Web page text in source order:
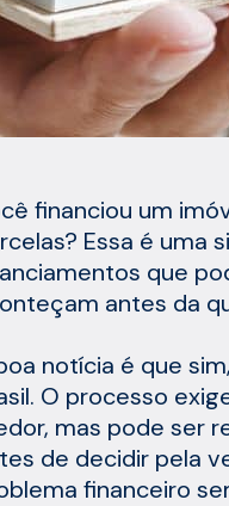
financiou um
Essa é uma
que
antes da
notícia é que
O processo
mas pode ser
de decidir pela
financeiro